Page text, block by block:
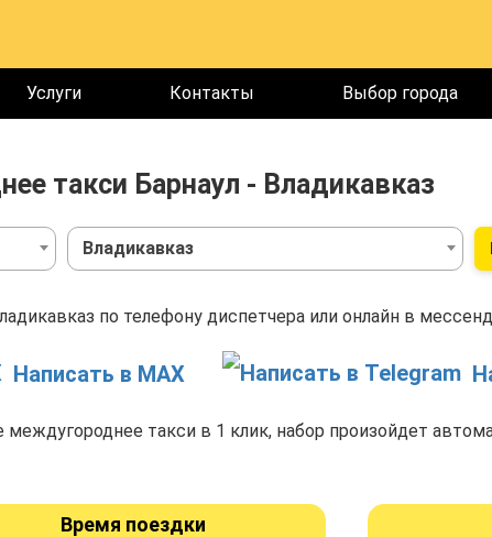
Услуги Контакты Выбор города
такси Барнаул - Владикавказ
Владикавказ
по телефону диспетчера или онлайн в
Написать в MAX
такси в 1 клик, набор произойдет
Время поездки